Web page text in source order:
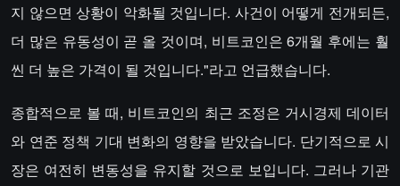
지 않으면 상황이 악화될 것입니다. 사건이 어떻게 전개되든,
더 많은 유동성이 곧 올 것이며, 비트코인은 6개월 후에는 훨
씬 더 높은 가격이 될 것입니다."라고 언급했습니다.
종합적으로 볼 때, 비트코인의 최근 조정은 거시경제 데이터
와 연준 정책 기대 변화의 영향을 받았습니다. 단기적으로 시
장은 여전히 변동성을 유지할 것으로 보입니다. 그러나 기관